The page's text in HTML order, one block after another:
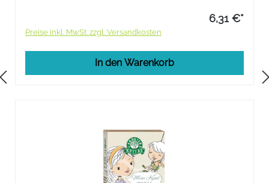
6,31 €*
Preise inkl. MwSt. zzgl. Versandkosten
In den Warenkorb